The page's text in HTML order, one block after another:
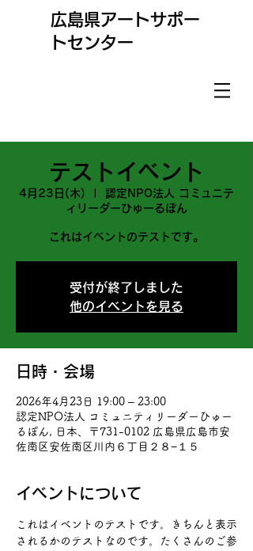
​広島県アートサポー
トセンター
テストイベント
4月23日(木)
認定NPO法人 コミュニテ
ィリーダーひゅーるぽん
これはイベントのテストです。
受付が終了しました
他のイベントを見る
日時・会場
2026年4月23日 19:00 – 23:00
認定NPO法人 コミュニティリーダーひゅー
るぽん, 日本、〒731-0102 広島県広島市安
佐南区安佐南区川内６丁目２８−１５
イベントについて
これはイベントのテストです。きちんと表示
されるかのテストなのです。たくさんのご参